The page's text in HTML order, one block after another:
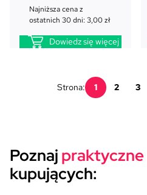
Najniższa cena z
ostatnich 30 dni: 3,00zł
Dowiedz się więcej
Strona: 1 2 3
Poznaj praktyczne
kupujących: